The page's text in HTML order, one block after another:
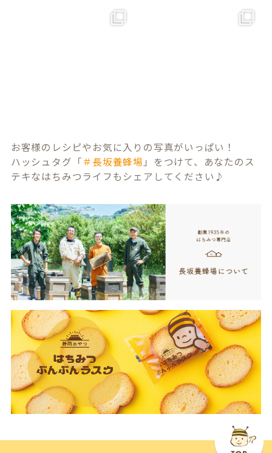
お客様のレシピやお気に入りの写真がいっぱい！
ハッシュタグ「＃長坂養蜂場 」をつけて、あなたのス
テキなはちみつライフもシェアしてください♪